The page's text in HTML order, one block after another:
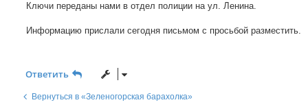
и
Ключи переданы нами в отдел полиции на ул. Ленина.
Информацию прислали сегодня письмом с просьбой разместить.
Ответить
Вернуться в «Зеленогорская барахолка»